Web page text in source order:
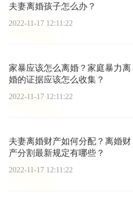
夫妻离婚孩子怎么办？
2022-11-17 12:11:22
家暴应该怎么离婚？家庭暴力离
婚的证据应该怎么收集？
2022-11-17 12:11:22
夫妻离婚财产如何分配？离婚财
产分割最新规定有哪些？
2022-11-17 12:11:22